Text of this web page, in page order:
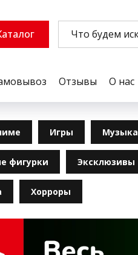
Отзывы О нас
Игры Музыка
фигурки Эксклюзивы
Хорроры